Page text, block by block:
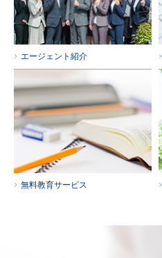
エージェント紹介
無料教育サービス